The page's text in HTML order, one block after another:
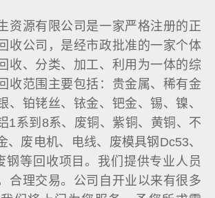
资源有限公司是一家严格注册的正
收公司，是经市政批准的一家个体
收、分类、加工、利用为一体的综
收范围主要包括：贵金属、稀有金
、铂铑丝、铱金、钯金、锡、镍、
1系到8系、废铜、紫铜、黄铜、不
、废电机、电线、废模具钢Dc53、
钢等回收项目。我们提供专业人员
合理交易。公司自开业以来有很多